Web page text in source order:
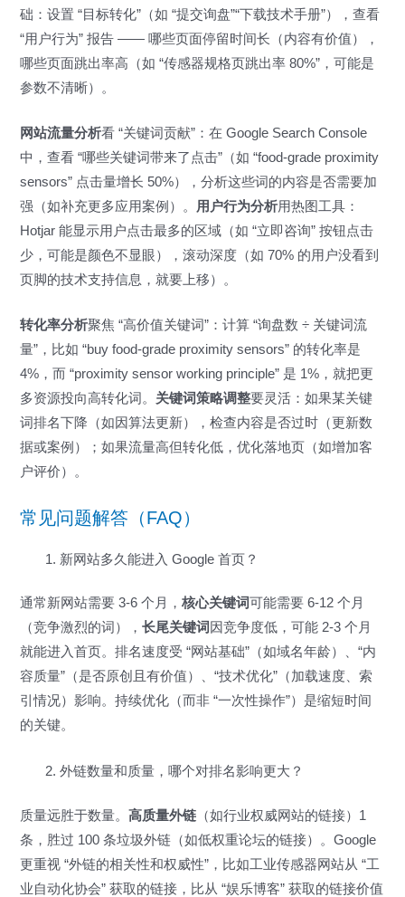
础：设置 “目标转化”（如 “提交询盘”“下载技术手册”），查看
“用户行为” 报告 —— 哪些页面停留时间长（内容有价值），
哪些页面跳出率高（如 “传感器规格页跳出率 80%”，可能是
参数不清晰）。
网站流量分析看 “关键词贡献”：在 Google Search Console
中，查看 “哪些关键词带来了点击”（如 “food-grade proximity
sensors” 点击量增长 50%），分析这些词的内容是否需要加
强（如补充更多应用案例）。 用户行为分析用热图工具：
Hotjar 能显示用户点击最多的区域（如 “立即咨询” 按钮点击
少，可能是颜色不显眼），滚动深度（如 70% 的用户没看到
页脚的技术支持信息，就要上移）。
转化率分析聚焦 “高价值关键词”：计算 “询盘数 ÷ 关键词流
量”，比如 “buy food-grade proximity sensors” 的转化率是
4%，而 “proximity sensor working principle” 是 1%，就把更
多资源投向高转化词。 关键词策略调整要灵活：如果某关键
词排名下降（如因算法更新），检查内容是否过时（更新数
据或案例）；如果流量高但转化低，优化落地页（如增加客
户评价）。
常见问题解答（FAQ）
新网站多久能进入 Google 首页？
通常新网站需要 3-6 个月，核心关键词可能需要 6-12 个月
（竞争激烈的词），长尾关键词 因竞争度低，可能 2-3 个月
就能进入首页。排名速度受 “网站基础”（如域名年龄）、“内
容质量”（是否原创且有价值）、“技术优化”（加载速度、索
引情况）影响。持续优化（而非 “一次性操作”）是缩短时间
的关键。
外链数量和质量，哪个对排名影响更大？
质量远胜于数量。高质量外链 （如行业权威网站的链接）1
条，胜过 100 条垃圾外链（如低权重论坛的链接）。Google
更重视 “外链的相关性和权威性”，比如工业传感器网站从 “工
业自动化协会” 获取的链接，比从 “娱乐博客” 获取的链接价值